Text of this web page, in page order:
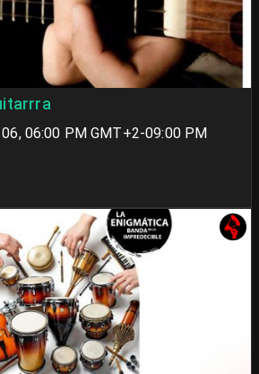
06, 06:00 PM GMT+2-09:00 PM